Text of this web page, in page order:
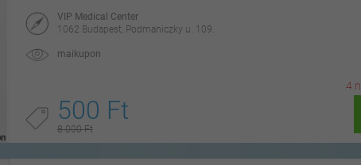
VIP Medical Center
1062 Budapest, Podmaniczky u. 109.
maikupon
4 n
500 Ft
8.000 Ft